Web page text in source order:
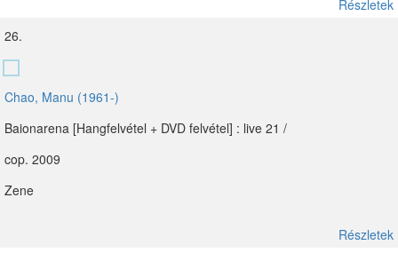
Részletek
26.
Chao, Manu (1961-)
Baionarena [Hangfelvétel + DVD felvétel] : live 21 /
cop. 2009
Zene
Részletek